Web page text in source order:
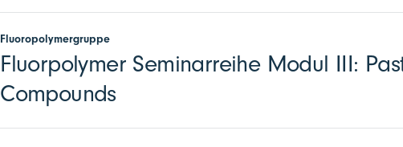
Fluoropolymergruppe
Fluorpolymer Seminarreihe Modul III:
Compounds